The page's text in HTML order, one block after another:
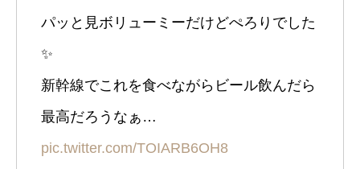
パッと見ボリューミーだけどぺろりでした
✨
新幹線でこれを食べながらビール飲んだら
最高だろうなぁ…
pic.twitter.com/TOIARB6OH8